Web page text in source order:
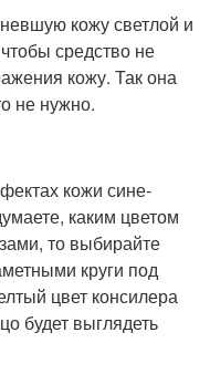
кожу светлой и
средство не
кожу. Так она
не нужно.
кожи сине-
каким цветом
то выбирайте
круги под
цвет консилера
будет выглядеть